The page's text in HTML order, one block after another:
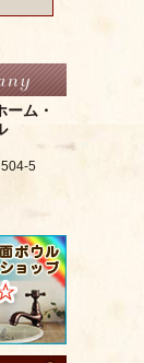
ーム・
5